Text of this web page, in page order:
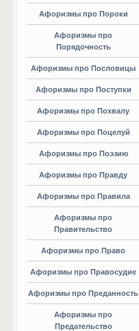
Афоризмы про Пороки
Афоризмы про
Порядочность
Афоризмы про Пословицы
Афоризмы про Поступки
Афоризмы про Похвалу
Афоризмы про Поцелуй
Афоризмы про Поэзию
Афоризмы про Правду
Афоризмы про Правила
Афоризмы про
Правительство
Афоризмы про Право
Афоризмы про Правосудие
Афоризмы про Преданность
Афоризмы про
Предательство